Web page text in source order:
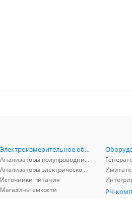
Электроизмерительное оборудование
Анализаторы полупроводников
Анализаторы электрической мощности
Источники питания
Магазины емкости